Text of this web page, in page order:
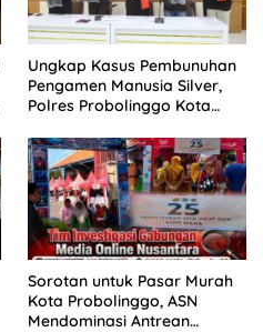
Ungkap Kasus Pembunuhan
Pengamen Manusia Silver,
Polres Probolinggo Kota
Sorotan untuk Pasar Murah
Kota Probolinggo, ASN
Mendominasi Antrean